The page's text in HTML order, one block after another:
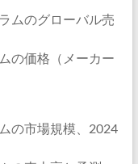
ムのグローバル売
の価格（メーカー
の市場規模、2024